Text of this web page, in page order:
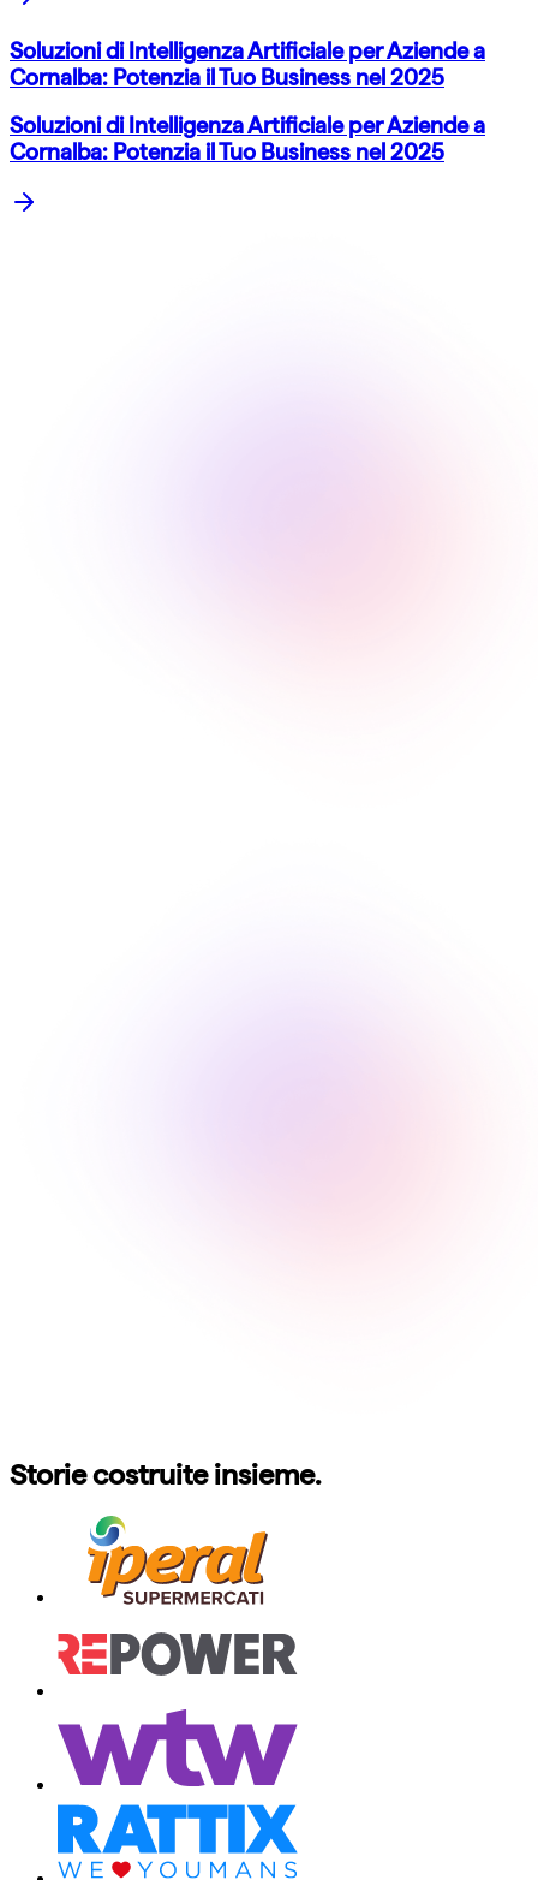
Soluzioni di Intelligenza Artificiale per Aziende a
Cornalba: Potenzia il Tuo Business nel 2025
Soluzioni di Intelligenza Artificiale per Aziende a
Cornalba: Potenzia il Tuo Business nel 2025
Storie costruite insieme.